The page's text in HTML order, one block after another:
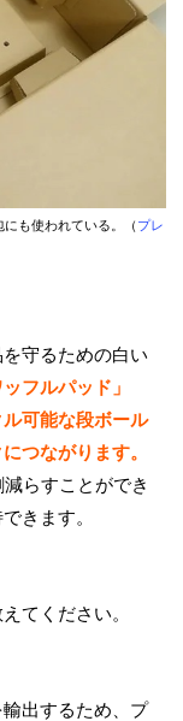
も使われている。（プレ
守るための白い
ッフルパッド」
可能な段ボール
つながります。
らすことができ
きます。
てください。
出するため、プ